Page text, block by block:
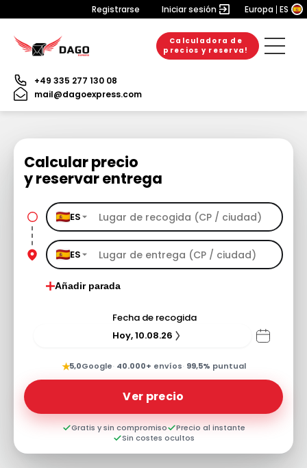
Registrarse Iniciar sesión Europa ES
Calculadora de
precios y reserva!
+49 335 277 130 08
mail@dagoexpress.com
Calcular precio
y reservar entrega
ES
ES
Añadir parada
Fecha de recogida
Hoy, 10.08.26
★5,0Google· 40.000+ envíos· 99,5% puntual
Ver precio
Gratis y sin compromiso
Precio al instante
Sin costes ocultos